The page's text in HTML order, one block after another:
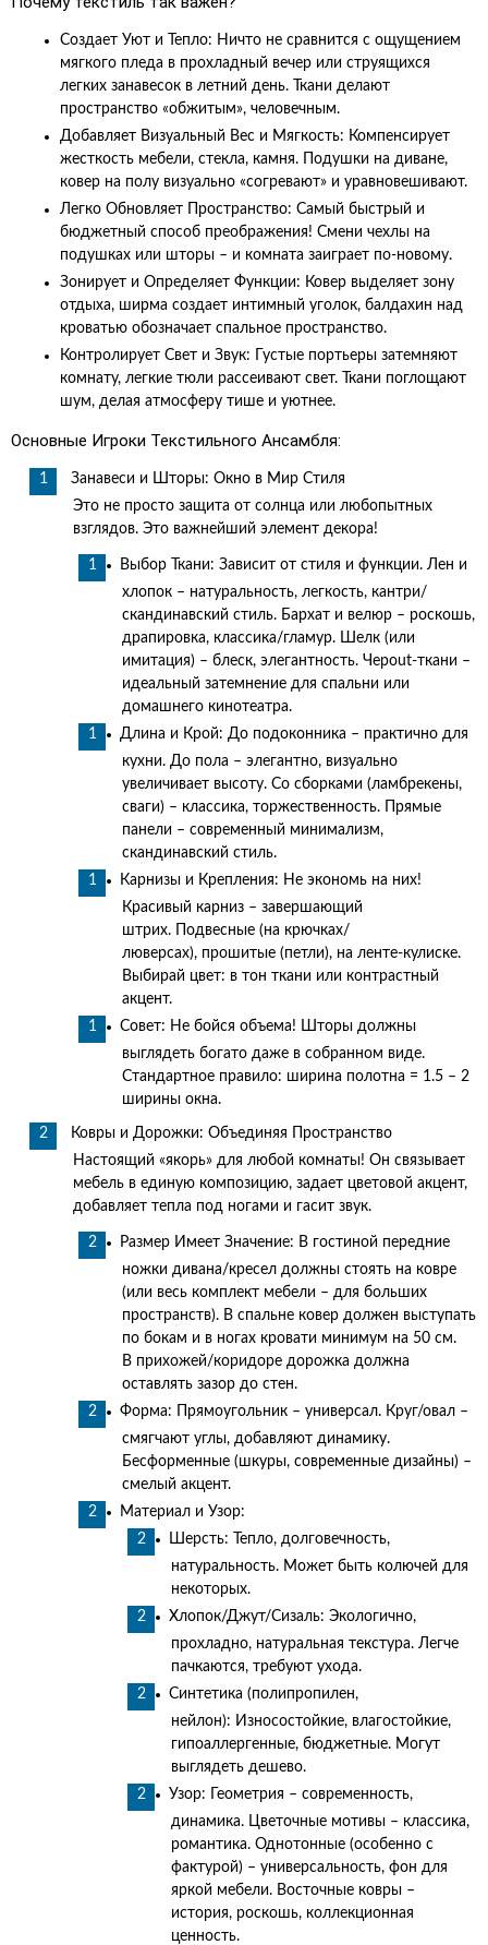
Создает Уют и Тепло: Ничто не сравнится с ощущением
мягкого пледа в прохладный вечер или струящихся
легких занавесок в летний день. Ткани делают
пространство «обжитым», человечным.
Добавляет Визуальный Вес и Мягкость: Компенсирует
жесткость мебели, стекла, камня. Подушки на диване,
ковер на полу визуально «согревают» и уравновешивают.
Легко Обновляет Пространство: Самый быстрый и
бюджетный способ преображения! Смени чехлы на
подушках или шторы – и комната заиграет по-новому.
Зонирует и Определяет Функции: Ковер выделяет зону
отдыха, ширма создает интимный уголок, балдахин над
кроватью обозначает спальное пространство.
Контролирует Свет и Звук: Густые портьеры затемняют
комнату, легкие тюли рассеивают свет. Ткани поглощают
шум, делая атмосферу тише и уютнее.
Основные Игроки Текстильного Ансамбля:
Занавеси и Шторы: Окно в Мир Стиля
Это не просто защита от солнца или любопытных
взглядов. Это важнейший элемент декора!
Выбор Ткани: Зависит от стиля и функции. Лен и
хлопок – натуральность, легкость, кантри/
скандинавский стиль. Бархат и велюр – роскошь,
драпировка, классика/гламур. Шелк (или
имитация) – блеск, элегантность. Черout-ткани –
идеальный затемнение для спальни или
домашнего кинотеатра.
Длина и Крой: До подоконника – практично для
кухни. До пола – элегантно, визуально
увеличивает высоту. Со сборками (ламбрекены,
сваги) – классика, торжественность. Прямые
панели – современный минимализм,
скандинавский стиль.
Карнизы и Крепления: Не экономь на них!
Красивый карниз – завершающий
штрих. Подвесные (на крючках/
люверсах), прошитые (петли), на ленте-кулиске.
Выбирай цвет: в тон ткани или контрастный
акцент.
Совет: Не бойся объема! Шторы должны
выглядеть богато даже в собранном виде.
Стандартное правило: ширина полотна = 1.5 – 2
ширины окна.
Ковры и Дорожки: Объединяя Пространство
Настоящий «якорь» для любой комнаты! Он связывает
мебель в единую композицию, задает цветовой акцент,
добавляет тепла под ногами и гасит звук.
Размер Имеет Значение: В гостиной передние
ножки дивана/кресел должны стоять на ковре
(или весь комплект мебели – для больших
пространств). В спальне ковер должен выступать
по бокам и в ногах кровати минимум на 50 см.
В прихожей/коридоре дорожка должна
оставлять зазор до стен.
Форма: Прямоугольник – универсал. Круг/овал –
смягчают углы, добавляют динамику.
Бесформенные (шкуры, современные дизайны) –
смелый акцент.
Материал и Узор:
Шерсть: Тепло, долговечность,
натуральность. Может быть колючей для
некоторых.
Хлопок/Джут/Сизаль: Экологично,
прохладно, натуральная текстура. Легче
пачкаются, требуют ухода.
Синтетика (полипропилен,
нейлон): Износостойкие, влагостойкие,
гипоаллергенные, бюджетные. Могут
выглядеть дешево.
Узор: Геометрия – современность,
динамика. Цветочные мотивы – классика,
романтика. Однотонные (особенно с
фактурой) – универсальность, фон для
яркой мебели. Восточные ковры –
история, роскошь, коллекционная
ценность.